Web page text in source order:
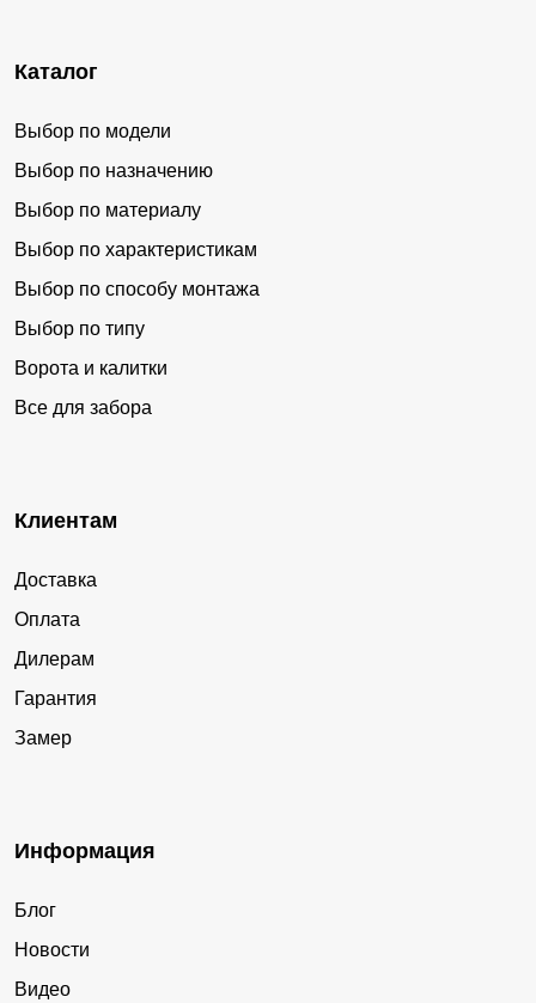
Каталог
Выбор по модели
Выбор по назначению
Выбор по материалу
Выбор по характеристикам
Выбор по способу монтажа
Выбор по типу
Ворота и калитки
Все для забора
Клиентам
Доставка
Оплата
Дилерам
Гарантия
Замер
Информация
Блог
Новости
Видео